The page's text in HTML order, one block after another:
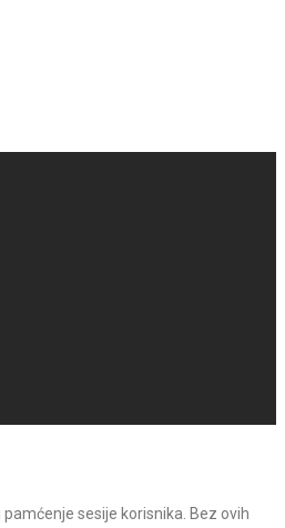
sesije korisnika. Bez ovih